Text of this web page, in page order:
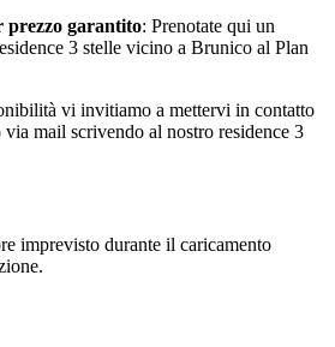
prezzo garantito: Prenotate qui un
3 stelle vicino a Brunico al Plan
vi invitiamo a mettervi in contatto
mail scrivendo al nostro residence 3
imprevisto durante il caricamento